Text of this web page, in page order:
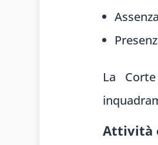
La
Attività